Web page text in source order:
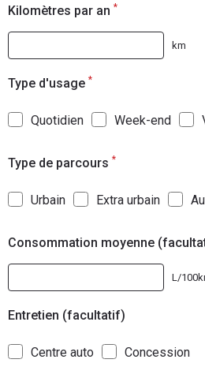
Kilomètres par an *
km
Type d'usage *
Quotidien Week-end
Type de parcours *
Urbain Extra urbain
Consommation moyenne
L/
Entretien (facultatif)
Centre auto Concession